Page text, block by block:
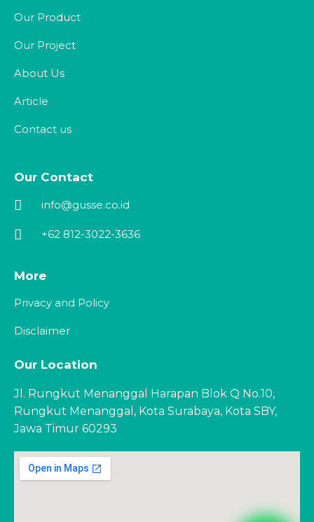
Our Product
Our Project
About Us
Article
Contact us
Our Contact
info@gusse.co.id
+62 812-3022-3636
More
Privacy and Policy
Disclaimer
Our Location
Jl. Rungkut Menanggal Harapan Blok Q No.10,
Rungkut Menanggal, Kota Surabaya, Kota SBY,
Jawa Timur 60293